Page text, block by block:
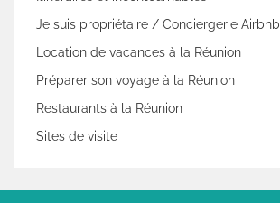
Je suis propriétaire / Conciergerie Airbnb
Location de vacances à la Réunion
Préparer son voyage à la Réunion
Restaurants à la Réunion
Sites de visite